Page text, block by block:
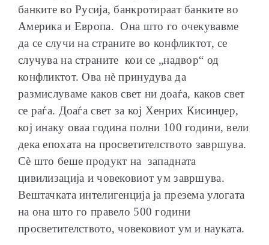
банките во Русија, банкротираат банките во
Америка и Европа. Она што го очекувавме
да се случи на страните во конфликтот, се
случува на страните кои се „надвор“ од
конфликтот. Ова нè принудува да
размислуваме каков свет ни доаѓа, каков свет
се раѓа. Доаѓа свет за кој Хенрих Кисинџер,
кој инаку оваа година полни 100 години, вели
дека епохата на просветителството завршува.
Сè што беше продукт на западната
цивилизација и човековиот ум завршува.
Вештачката интелигенција ја презема улогата
на она што го правело 500 години
просветителството, човековиот ум и науката.